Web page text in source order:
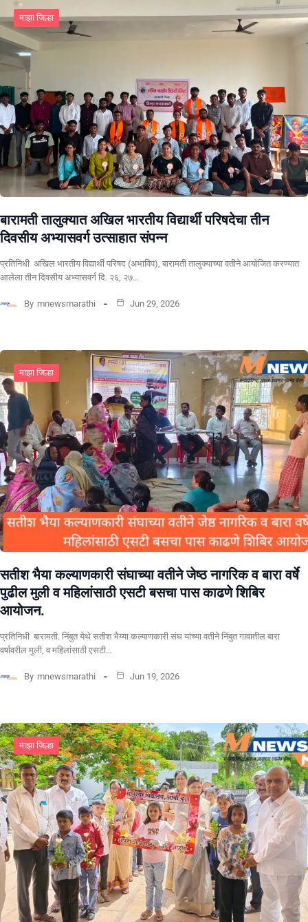
माझा जिल्हा
बारामती तालुक्यात अखिल भारतीय विद्यार्थी परिषदेचा तीन
दिवसीय अभ्यासवर्ग उत्साहात संपन्न
प्रतिनिधी अखिल भारतीय विद्यार्थी परिषद (अभाविप), बारामती तालुक्याच्या वतीने आयोजित करण्यात
आलेला तीन दिवसीय अभ्यासवर्ग दि. २६, २७…
By mnewsmarathi Jun 29, 2026
माझा जिल्हा
सतीश भैया कल्याणकारी संघाच्या वतीने जेष्ठ नागरिक व बारा वर्षे
पुढील मुली व महिलांसाठी एसटी बसचा पास काढणे शिबिर
आयोजन.
प्रतिनिधी बारामती. निंबुत येथे सतीश भैय्या कल्याणकारी संघ यांच्या वतीने निंबुत गावातील बारा
वर्षावरील मुली, व महिलांसाठी एसटी…
By mnewsmarathi Jun 19, 2026
माझा जिल्हा